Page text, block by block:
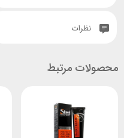
نظرات
محصولات مرتبط